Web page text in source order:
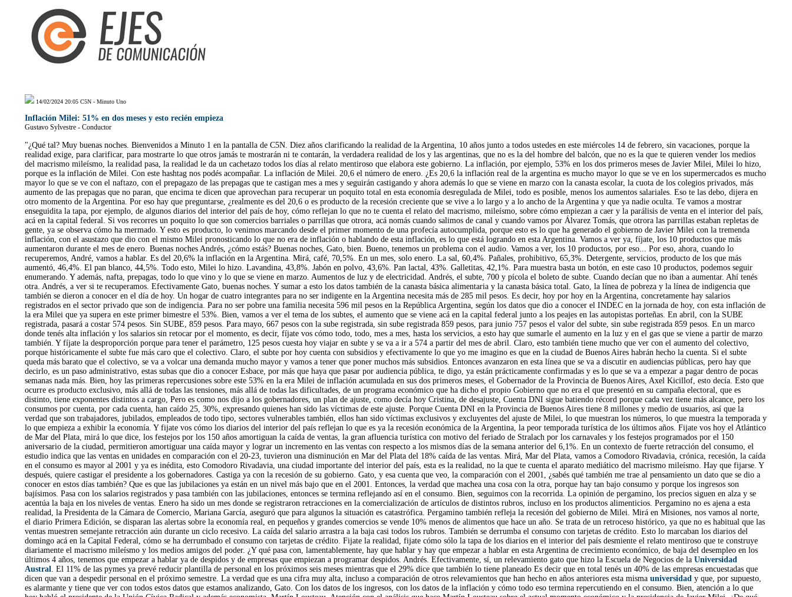
14/02/2024 20:05 C5N - Minuto Uno
Inflación Milei: 51% en dos meses y esto recién empieza
Gustavo Sylvestre - Conductor
"¿Qué tal? Muy buenas noches. Bienvenidos a Minuto 1 en la pantalla de C5N. Diez años clarificando la realidad de la Argentina, 10 años junto a todos ustedes en este miércoles 14 de febrero, sin vacaciones, porque la
realidad exige, para clarificar, para mostrarte lo que otros jamás te mostrarán ni te contarán, la verdadera realidad de los y las argentinas, que no es la del hombre del balcón, que no es la que te quieren vender los medios
del macrismo mileísmo, la realidad pasa, la realidad le da un cachetazo todos los días al relato mentiroso que elabora este gobierno. La inflación, por ejemplo, 53% en los dos primeros meses de Javier Milei, Milei lo hizo,
porque es la inflación de Milei. Con este hashtag nos podés acompañar. La inflación de Milei. 20,6 el número de enero. ¿Es 20,6 la inflación real de la argentina es mucho mayor lo que se ve en los supermercados es mucho
mayor lo que se ve con el naftazo, con el prepagazo de las prepagas que te castigan mes a mes y seguirán castigando y ahora además lo que se viene en marzo con la canasta escolar, la cuota de los colegios privados, más
aumento de las prepagas que no paran, que encima te dicen que aprovechan para recuperar un poquito total en esta economía desregulada de Milei, todo es posible, menos los aumentos salariales. Eso te las debo, dijera en
otro momento de la Argentina. Por eso hay que preguntarse, ¿realmente es del 20,6 o es producto de la recesión creciente que se vive a lo largo y a lo ancho de la Argentina y que ya nadie oculta. Te vamos a mostrar
enseguidita la tapa, por ejemplo, de algunos diarios del interior del país de hoy, cómo reflejan lo que no te cuenta el relato del macrismo, mileísmo, sobre cómo empiezan a caer y la parálisis de venta en el interior del país,
acá en la capital federal. Si vos recorres un poquito lo que son comercios barriales o parrillas que otrora, acá nomás cuando salimos de canal y cuando vamos por Álvarez Tomás, que otrora las parrillas estaban repletas de
gente, ya se observa cómo ha mermado. Y esto es producto, lo venimos marcando desde el primer momento de una profecía autocumplida, porque esto es lo que ha generado el gobierno de Javier Milei con la tremenda
inflación, con el asustazo que dio con el mismo Milei pronosticando lo que no era de inflación o hablando de esta inflación, es lo que está logrando en esta Argentina. Vamos a ver ya, fíjate, los 10 productos que más
aumentaron durante el mes de enero. Buenas noches Andrés, ¿cómo estás? Buenas noches, Gato, bien. Bueno, tenemos un problema con el audio. Vamos a ver, los 10 productos, por eso... Por eso, ahora, cuando lo
recuperemos, André, vamos a hablar. Es del 20,6% la inflación en la Argentina. Mirá, café, 70,5%. En un mes, solo enero. La sal, 60,4%. Pañales, prohibitivo, 65,3%. Detergente, servicios, producto de los que más
aumentó, 46,4%. El pan blanco, 44,5%. Todo esto, Milei lo hizo. Lavandina, 43,8%. Jabón en polvo, 43,6%. Pan lactal, 43%. Galletitas, 42,1%. Para muestra basta un botón, en este caso 10 productos, podemos seguir
enumerando. Y además, nafta, prepagas, todo lo que vino y lo que se viene en marzo. Aumentos de luz y de electricidad. Andrés, el subte, 700 y pícola el boleto de subte. Cuando decían que no iban a aumentar. Ahí tenés
otra. Andrés, a ver si te recuperamos. Efectivamente Gato, buenas noches. Y sumar a esto los datos también de la canasta básica alimentaria y la canasta básica total. Gato, la línea de pobreza y la línea de indigencia que
también se dieron a conocer en el día de hoy. Un hogar de cuatro integrantes para no ser indigente en la Argentina necesita más de 285 mil pesos. Es decir, hoy por hoy en la Argentina, concretamente hay salarios
registrados en el sector privado que son de indigencia. Para no ser pobre una familia necesita 596 mil pesos en la República Argentina, según los datos que dio a conocer el INDEC en la jornada de hoy, con esta inflación de
la era Milei que ya supera en este primer bimestre el 53%. Bien, vamos a ver el tema de los subtes, el aumento que se viene acá en la capital federal junto a los peajes en las autopistas porteñas. En abril, con la SUBE
registrada, pasará a costar 574 pesos. Sin SUBE, 859 pesos. Para mayo, 667 pesos con la sube registrada, sin sube registrada 859 pesos, para junio 757 pesos el valor del subte, sin sube registrada 859 pesos. En un marco
donde tenés alta inflación y los salarios sin retocar por el momento, es decir, fíjate vos cómo todo, todo, mes a mes, hasta los servicios, a esto hay que sumarle el aumento en la luz y en el gas que se viene a partir de marzo
también. Y fíjate la desproporción porque para tener el parámetro, 125 pesos cuesta hoy viajar en subte y se va a ir a 574 a partir del mes de abril. Claro, esto también tiene mucho que ver con el aumento del colectivo,
porque históricamente el subte fue más caro que el colectivo. Claro, el subte por hoy cuenta con subsidios y efectivamente lo que yo me imagino es que en la ciudad de Buenos Aires habrán hecho la cuenta. Si el subte
queda más barato que el colectivo, se va a volcar una demanda mucho mayor y vamos a tener que poner muchos más subsidios. Entonces avanzaron en esta línea que se va a discutir en audiencias públicas, pero hay que
decirlo, es un paso administrativo, estas subas que dio a conocer Esbace, por más que haya que pasar por audiencia pública, te digo, ya están prácticamente confirmadas y es lo que se va a empezar a pagar dentro de pocas
semanas nada más. Bien, hoy las primeras repercusiones sobre este 53% en la era Milei de inflación acumulada en sus dos primeros meses, el Gobernador de la Provincia de Buenos Aires, Axel Kicillof, esto decía. Esto que
ocurre es producto exclusivo, más allá de todas las tensiones, más allá de todas las dificultades, de un programa económico que ha dicho el propio Gobierno que no era el que presentó en su campaña electoral, que es
distinto, tiene exponentes distintos a cargo, Pero es como nos dijo a los gobernadores, un plan de ajuste, como decía hoy Cristina, de desajuste, Cuenta DNI sigue batiendo récord porque cada vez tiene más alcance, pero los
consumos por cuenta, por cada cuenta, han caído 25, 30%, expresando quienes han sido las víctimas de este ajuste. Porque Cuenta DNI en la Provincia de Buenos Aires tiene 8 millones y medio de usuarios, así que la
verdad que son trabajadores, jubilados, empleados de todo tipo, sectores vulnerables también, ellos han sido víctimas exclusivos y excluyentes del ajuste de Milei, lo que muestran los números, lo que muestra la temporada y
lo que empieza a exhibir la economía. Y fijate vos cómo los diarios del interior del país reflejan lo que es ya la recesión económica de la Argentina, la peor temporada turística de los últimos años. Fijate vos hoy el Atlántico
de Mar del Plata, mirá lo que dice, los festejos por los 150 años amortiguan la caída de ventas, la gran afluencia turística con motivo del feriado de Stralach por los carnavales y los festejos programados por el 150
aniversario de la ciudad, permitieron amortiguar una caída mayor y lograr un incremento en las ventas con respecto a los mismos días de la semana anterior del 6,1%. En un contexto de fuerte retracción del consumo, el
estudio indica que las ventas en unidades en comparación con el 20-23, tuvieron una disminución en Mar del Plata del 18% caída de las ventas. Mirá, Mar del Plata, vamos a Comodoro Rivadavia, crónica, recesión, la caída
en el consumo es mayor al 2001 y ya es inédita, esto Comodoro Rivadavia, una ciudad importante del interior del país, esta es la realidad, no la que te cuenta el aparato mediático del macrismo mileísmo. Hay que fijarse. Y
después, quiere castigar el presidente a los gobernadores. Castiga ya con la recesión de su gobierno. Gato, y esa cuenta que veo, la comparación con el 2001, ¿sabés qué también me trae al pensamiento un dato que se dio a
conocer en estos días también? Que es que las jubilaciones ya están en un nivel más bajo que en el 2001. Entonces, la verdad que machea una cosa con la otra, porque hay tan bajo consumo y porque los ingresos son
bajísimos. Pasa con los salarios registrados y pasa también con las jubilaciones, entonces se termina reflejando así en el consumo. Bien, seguimos con la recorrida. La opinión de pergamino, los precios siguen en alza y se
acentúa la baja en los niveles de ventas. Enero ha sido un mes donde se registraron retracciones en la comercialización de artículos de distintos rubros, incluso en los productos alimenticios. Pergamino no es ajena a esta
realidad, la Presidenta de la Cámara de Comercio, Mariana García, aseguró que para algunos la situación es catastrófica. Pergamino también refleja la recesión del gobierno de Milei. Mirá en Misiones, nos vamos al norte,
el diario Primera Edición, se disparan las alertas sobre la economía real, en pequeños y grandes comercios se vende 10% menos de alimentos que hace un año. Se trata de un retroceso histórico, ya que no es habitual que las
ventas muestren semejante retracción aún durante un ciclo recesivo. La caída del salario arrastra a la baja casi todos los rubros. También se derrumba el consumo con tarjetas de crédito. Esto lo marcaban los diarios del
domingo acá en la Capital Federal, cómo se ha derrumbado el consumo con tarjetas de crédito. Fijate la realidad, fijate cómo sólo la tapa de los diarios en el interior del país desmiente el relato mentiroso que te construye
diariamente el macrismo mileísmo y los medios amigos del poder. ¿Y qué pasa con, lamentablemente, hay que hablar y hay que empezar a hablar en esta Argentina de crecimiento económico, de baja del desempleo en los
últimos 4 años, tenemos que empezar a hablar ya de despidos y de empresas que empiezan a programar despidos. Andrés. Efectivamente, sí, un relevamiento gato que hizo la Escuela de Negocios de la Universidad
Austral. El 11% de las pymes ya prevé reducir plantilla de personal en los próximos seis meses mientras que el 29% dice que también lo tiene planeado Es decir que en total tenés un 40% de las empresas encuestadas que
dicen que van a despedir personal en el próximo semestre. La verdad que es una cifra muy alta, incluso a comparación de otros relevamientos que han hecho en años anteriores esta misma universidad y que, por supuesto,
es alarmante y tiene que ver con todos estos datos que estamos analizando, Gato. Con los datos de los ingresos, con los datos de la inflación y cómo todo eso termina repercutiendo en el consumo. Bien, atención a lo que